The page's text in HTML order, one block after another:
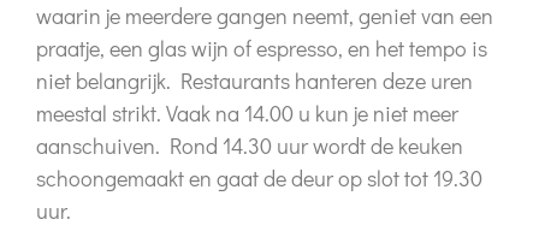
waarin je meerdere gangen neemt, geniet van een
praatje, een glas wijn of espresso, en het tempo is
niet belangrijk. Restaurants hanteren deze uren
meestal strikt. Vaak na 14.00 u kun je niet meer
aanschuiven. Rond 14.30 uur wordt de keuken
schoongemaakt en gaat de deur op slot tot 19.30
uur.